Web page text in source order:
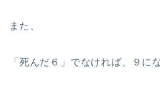
また、
「死んだ６」でなければ、９に